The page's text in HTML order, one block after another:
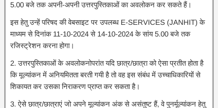
5.00 बजे तक अपनी-अपनी उत्तरपुस्तिकाओं का अवलोकन कर सकते हैं।
इस हेतु उन्हें परिषद की वेबसाइट पर उपलब्ध E-SERVICES (JANHIT) के
माध्यम से दिनांक 11-10-2024 से 14-10-2024 के सांय 5.00 बजे तक
रजिस्ट्रेशन करना होगा।
2. उत्तरपुस्तिकाओं के अवलोकनोपरांत यदि छात्र/छात्रा को ऐसा प्रतीत होता है
कि मूल्यांकन में अनियमितता बरती गयी है तो वह इस संबंध में उच्चाधिकारियों से
शिकायत कर उसका निराकरण प्राप्त कर सकता है।
3. ऐसे छात्र/छात्राएं जो अपने मूल्यांकन अंक से असंतुष्ट हैं, वे पुनर्मूल्यांकन हेतु